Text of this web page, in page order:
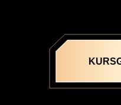
JOYLAR SONI:
Tarif narxi: